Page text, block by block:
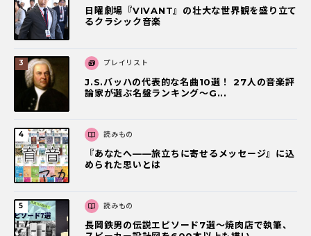
日曜劇場『VIVANT』の壮大な世界観を盛り立て
るクラシック音楽
プレイリスト
J.S.バッハの代表的な名曲10選！ 27人の音楽評
論家が選ぶ名盤ランキング〜G...
読みもの
『あなたへ――旅立ちに寄せるメッセージ』に込
められた思いとは
読みもの
長岡鉄男の伝説エピソード7選〜焼肉店で執筆、